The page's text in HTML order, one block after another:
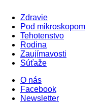
Zdravie
Pod mikroskopom
Tehotenstvo
Rodina
Zaujímavosti
Súťaže
O nás
Facebook
Newsletter